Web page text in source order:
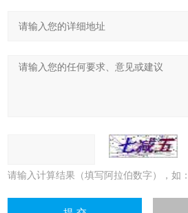
请输入计算结果（填写阿拉伯数字），如